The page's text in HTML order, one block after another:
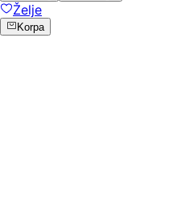
Želje
Korpa